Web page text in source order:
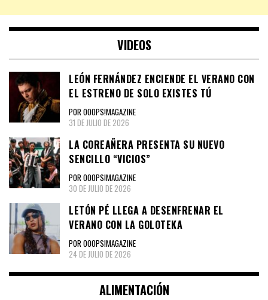
VIDEOS
LEÓN FERNÁNDEZ ENCIENDE EL VERANO CON
EL ESTRENO DE SOLO EXISTES TÚ
POR OOOPS!MAGAZINE
31 DE JULIO DE 2026
LA COREAÑERA PRESENTA SU NUEVO
SENCILLO “VICIOS”
POR OOOPS!MAGAZINE
30 DE JULIO DE 2026
LETÓN PÉ LLEGA A DESENFRENAR EL
VERANO CON LA GOLOTEKA
POR OOOPS!MAGAZINE
24 DE JULIO DE 2026
ALIMENTACIÓN